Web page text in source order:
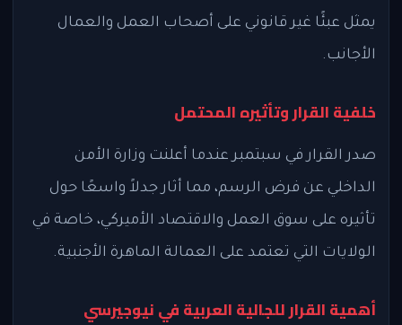
يمثل عبئًا غير قانوني على أصحاب العمل والعمال
الأجانب.
خلفية القرار وتأثيره المحتمل
صدر القرار في سبتمبر عندما أعلنت وزارة الأمن
الداخلي عن فرض الرسم، مما أثار جدلاً واسعًا حول
تأثيره على سوق العمل والاقتصاد الأميركي، خاصة في
الولايات التي تعتمد على العمالة الماهرة الأجنبية.
أهمية القرار للجالية العربية في نيوجيرسي